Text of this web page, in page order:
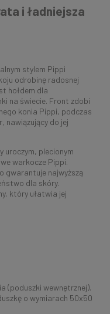
i ładniejsza
stylem Pippi
odrobinę radosnej
hołdem dla
na świecie. Front zdobi
konia Pippi, podczas
nawiązujący do jej
uroczym, plecionym
warkocze Pippi.
gwarantuje najwyższą
dla skóry.
który ułatwia jej
(poduszki wewnętrznej).
o wymiarach 50x50